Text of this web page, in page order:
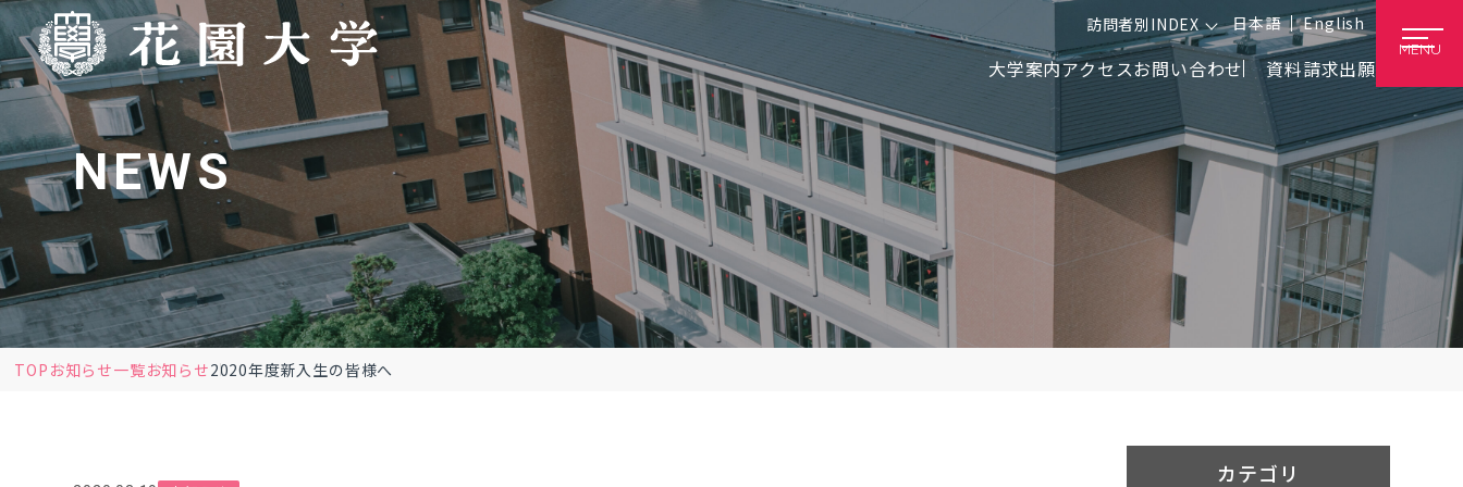
訪問者別INDEX 日本語 English
大学案内アクセスお問い合わせ 資料請求出願
MENU
NEWS
TOP お知らせ一覧お知らせ2020年度新入生の皆様へ
カテゴリ